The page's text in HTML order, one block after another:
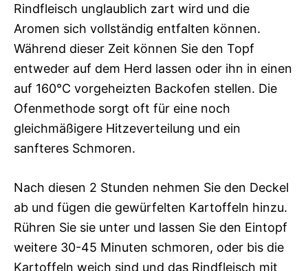
Rindfleisch unglaublich zart wird und die
Aromen sich vollständig entfalten können.
Während dieser Zeit können Sie den Topf
entweder auf dem Herd lassen oder ihn in einen
auf 160°C vorgeheizten Backofen stellen. Die
Ofenmethode sorgt oft für eine noch
gleichmäßigere Hitzeverteilung und ein
sanfteres Schmoren.
Nach diesen 2 Stunden nehmen Sie den Deckel
ab und fügen die gewürfelten Kartoffeln hinzu.
Rühren Sie sie unter und lassen Sie den Eintopf
weitere 30-45 Minuten schmoren, oder bis die
Kartoffeln weich sind und das Rindfleisch mit